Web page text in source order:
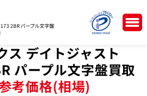
2BR パープル文字盤
ス デイトジャスト
パープル文字盤買取
考価格(相場)